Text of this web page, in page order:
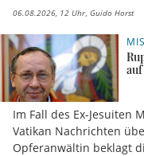
06.08.2026, 12 Uhr Guido Horst
auf
Im Fall des Ex-Jesuiten
Vatikan Nachrichten
Opferanwältin beklagt